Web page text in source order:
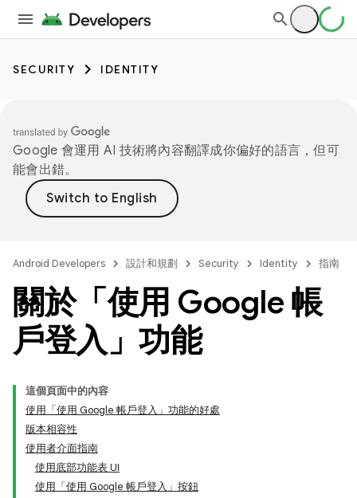
SECURITY IDENTITY
Google 會運用 AI 技術將內容翻譯成你偏好的語言，但可
能會出錯。
Android Developers 設計和規劃 Security Identity 指南
關於「使用 Google 帳
戶登入」功能
這個頁面中的內容
使用「使用 Google 帳戶登入」功能的好處
版本相容性
使用者介面指南
使用底部功能表 UI
使用「使用 Google 帳戶登入」按鈕